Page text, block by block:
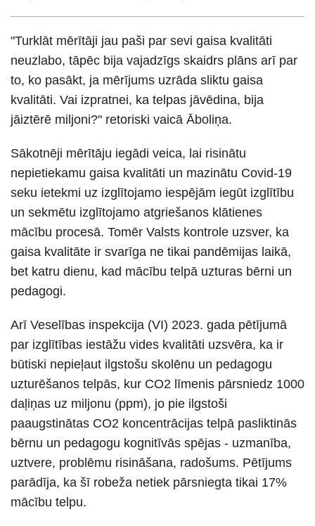
"Turklāt mērītāji jau paši par sevi gaisa kvalitāti
neuzlabo, tāpēc bija vajadzīgs skaidrs plāns arī par
to, ko pasākt, ja mērījums uzrāda sliktu gaisa
kvalitāti. Vai izpratnei, ka telpas jāvēdina, bija
jāiztērē miljoni?" retoriski vaicā Āboliņa.
Sākotnēji mērītāju iegādi veica, lai risinātu
nepietiekamu gaisa kvalitāti un mazinātu Covid-19
seku ietekmi uz izglītojamo iespējām iegūt izglītību
un sekmētu izglītojamo atgriešanos klātienes
mācību procesā. Tomēr Valsts kontrole uzsver, ka
gaisa kvalitāte ir svarīga ne tikai pandēmijas laikā,
bet katru dienu, kad mācību telpā uzturas bērni un
pedagogi.
Arī Veselības inspekcija (VI) 2023. gada pētījumā
par izglītības iestāžu vides kvalitāti uzsvēra, ka ir
būtiski nepieļaut ilgstošu skolēnu un pedagogu
uzturēšanos telpās, kur CO2 līmenis pārsniedz 1000
daļiņas uz miljonu (ppm), jo pie ilgstoši
paaugstinātas CO2 koncentrācijas telpā pasliktinās
bērnu un pedagogu kognitīvās spējas - uzmanība,
uztvere, problēmu risināšana, radošums. Pētījums
parādīja, ka šī robeža netiek pārsniegta tikai 17%
mācību telpu.